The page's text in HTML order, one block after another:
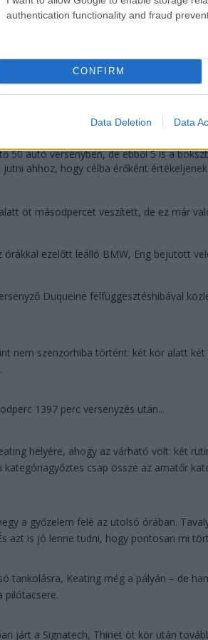
authentication functionality and fraud
CONFIRM
Data Deletion Data
a Duqueine, a korábban a dobogót
másodpercre növelte az előnyt
a dobogón, az Am-et viszont
50 autó versenyben, de ebből 5 is a
ahhoz, hogy célba érőként
öt másodpercet veszített, de ez már
ezelőtt leálló BMW, Eng bejutott
Duqueine felfüggesztéshibával
nem szenzorhiba történt: két kör alatt
1397 perc versenyzés után...
helyére, ahogy az várható volt: két
kategóriagyőztes csap össze az amatőr
a győzelem felé az utolsó órában.
azt is jó lenne tudni, hogy pontosan mi
tankolásra, Keating még a pályán – de
pilótacsere.
járt a Signatech, Thiriet öt kör után